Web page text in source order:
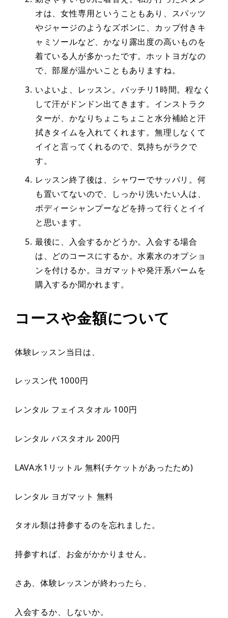
オは、女性専用ということもあり、スパッツ
やジャージのようなズボンに、カップ付きキ
ャミソールなど、かなり露出度の高いものを
着ている人が多かったです。ホットヨガなの
で、部屋が温かいこともありますね。
いよいよ、レッスン。バッチリ1時間。程なく
して汗がドンドン出てきます。インストラク
ターが、かなりちょこちょこと水分補給と汗
拭きタイムを入れてくれます。無理しなくて
イイと言ってくれるので、気持ちがラクで
す。
レッスン終了後は、シャワーでサッパリ。何
も置いてないので、しっかり洗いたい人は、
ボディーシャンプーなどを持って行くとイイ
と思います。
最後に、入会するかどうか。入会する場合
は、どのコースにするか。水素水のオプショ
ンを付けるか。ヨガマットや発汗系バームを
購入するか聞かれます。
コースや金額について
体験レッスン当日は、
レッスン代 1000円
レンタル フェイスタオル 100円
レンタル バスタオル 200円
LAVA水1リットル 無料(チケットがあったため)
レンタル ヨガマット 無料
タオル類は持参するのを忘れました。
持参すれば、お金がかかりません。
さあ、体験レッスンが終わったら、
入会するか、しないか。